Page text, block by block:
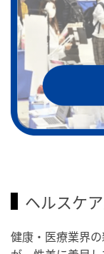
ヘルスケ
健康・医療業界